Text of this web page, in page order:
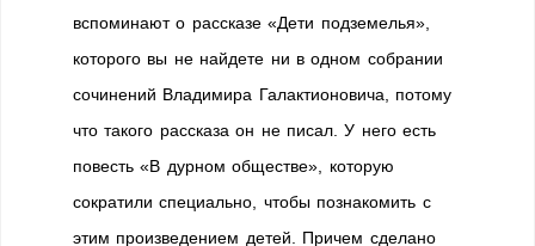
вспоминают о рассказе «Дети подземелья»,
которого вы не найдете ни в одном собрании
сочинений Владимира Галактионовича, потому
что такого рассказа он не писал. У него есть
повесть «В дурном обществе», которую
сократили специально, чтобы познакомить с
этим произведением детей. Причем сделано